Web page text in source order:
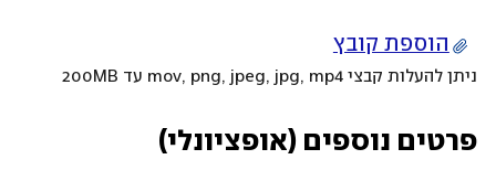
הוספת קובץ
ניתן להעלות קבצי mov, png, jpeg, jpg, mp4 עד 200MB
פרטים נוספים (אופציונלי)